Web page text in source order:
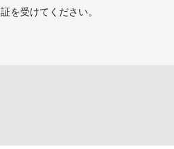
証を受けてください。